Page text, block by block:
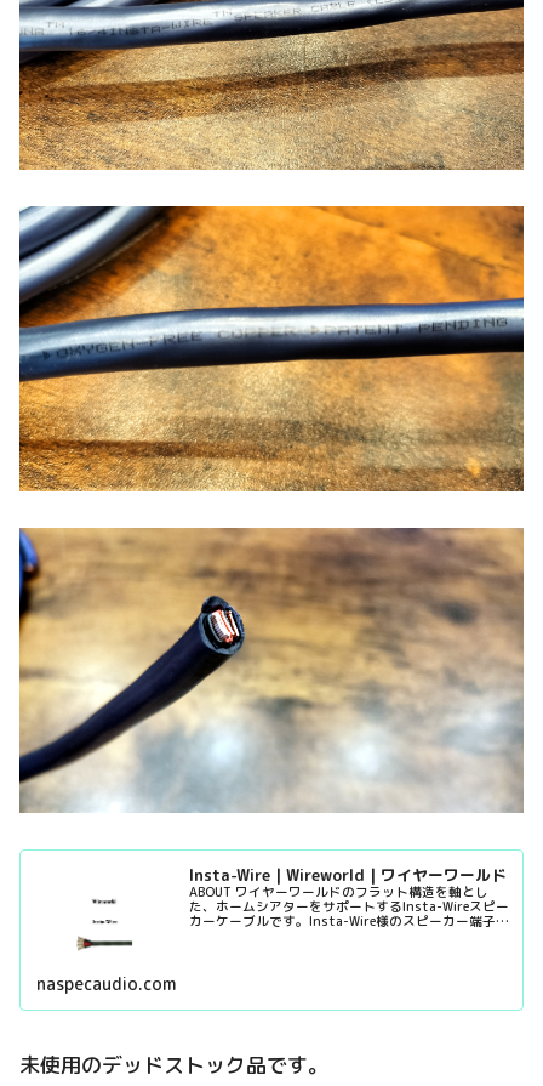
Insta-Wire | Wireworld | ワイヤーワールド
ABOUT ワイヤーワールドのフラット構造を軸とし
た、ホームシアターをサポートするInsta-Wireスピー
カーケーブルです。Insta-Wire様のスピーカー端子と
naspecaudio.com
未使用のデッドストック品です。